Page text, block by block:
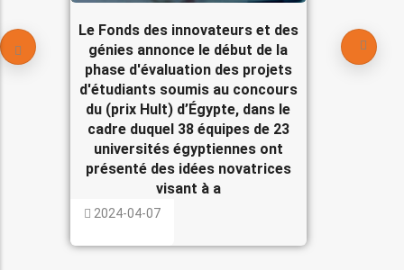
Le Fonds des innovateurs et des
génies annonce le début de la
phase d'évaluation des projets
d'étudiants soumis au concours
du (prix Hult) d’Égypte, dans le
cadre duquel 38 équipes de 23
universités égyptiennes ont
présenté des idées novatrices
visant à a
2024-04-07